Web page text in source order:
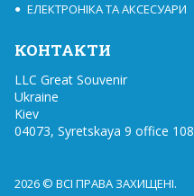
ЕЛЕКТРОНІКА ТА АКСЕСУАРИ
КОНТАКТИ
LLC Great Souvenir
Ukraine
Kiev
04073, Syretskaya 9 office 108
2026 © ВСІ ПРАВА ЗАХИЩЕНІ.